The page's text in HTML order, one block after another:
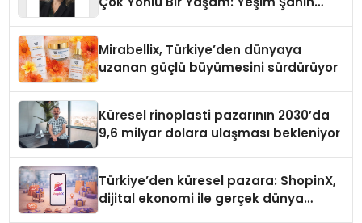
Mirabellix, Türkiye’den dünyaya
uzanan güçlü büyümesini sürdürüyor
Küresel rinoplasti pazarının 2030’da
9,6 milyar dolara ulaşması bekleniyor
Türkiye’den küresel pazara: ShopinX,
dijital ekonomi ile gerçek dünya